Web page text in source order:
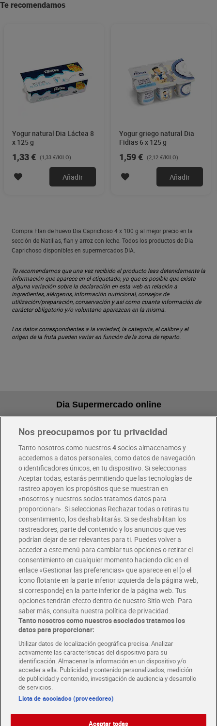
Te recomendamos
Yogur natural Dia Láctea 8
x 125 g
1,33 € (1,33 €/KILO)
Añadir
Yogur griego natural Dia
Fidias 6 x 125 g
1,59 € (2,12 €/KILO)
Añadir
Compra Flan de huevo Dia Caprichoso 4 x 100 g al mejor precio en la
sección de Natillas, flan y arroz con leche. Todos los productos de Dia
Caprichoso disponibles en supermercados DIA.
Te recomendamos que una vez recibido el producto leas detenidamente la
información que aparece en el etiquetado, ya que es posible que exista
alguna variación sobre la declaración en esta web en relación a
ingredientes, alérgenos, información nutricional, consejos de
utilización/preparación, conservación y así como cuanta información de
carácter obligatorio y/o voluntario aparezcan en la misma.
Los datos correspondientes a la variedad, la categoría, el calibre y el
origen de la fruta pueden variar en función de la zona de reparto.
Dia Supermercado online
Pide hoy, recibe hoy
Envío gratis por compras superiores a 100€
Envío estandar por 4,99€
Glovo y Uber Eats
Solicita tu factura de Glovo o Uber Eats
Únete al CLUB Dia
Disfruta las ventajas y ofertas exclusivas.
Descárgate la APP Dia
Folletos y Tiendas
Descubre las mejores ofertas y busca tu tienda más cercana
Tarjeta MaX Dia
Te devuelve hasta 8€/mes de tus compras.
¡Solicita tu tarjeta de crédito aquí!
COMER MEJOR CADA DIA
COLABORA CON DIA ABRE TU TIENDA DIA CORPORATE
Nos preocupamos por tu privacidad
Tanto nosotros como nuestros4socios almacenamos y
accedemos a datos personales, como datos de navegación
o identificadores únicos, en tu dispositivo. Si seleccionas
Aceptar todas, estarás permitiendo que las tecnologías de
rastreo apoyen los propósitos que se muestran en
«nosotros y nuestros socios tratamos datos para
proporcionar». Si seleccionas Rechazar todas o retiras tu
consentimiento, los deshabilitarás. Si se deshabilitan los
rastreadores, parte del contenido y los anuncios que ves
podrían dejar de ser relevantes para ti. Puedes volver a
acceder a este menú para cambiar tus opciones o retirar el
consentimiento en cualquier momento haciendo clic en el
enlace «Gestionar las preferencias» que aparece en el [o el
ícono flotante en la parte inferior izquierda de la página web,
si corresponde] en la parte inferior de la página web. Tus
opciones tendrán efecto dentro de nuestro Sitio web. Para
saber más, consulta nuestra política de privacidad.
Tanto nosotros como nuestros asociados tratamos los
datos para proporcionar:
Utilizar datos de localización geográfica precisa. Analizar
activamente las características del dispositivo para su
identificación. Almacenar la información en un dispositivo y/o
acceder a ella. Publicidad y contenido personalizados, medición
de publicidad y contenido, investigación de audiencia y desarrollo
de servicios.
Lista de asociados (proveedores)
Aceptar todas